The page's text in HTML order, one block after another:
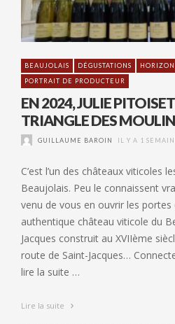
BEAUJOLAIS DÉGUSTATIONS
PORTRAIT DE PRODUCTEUR
EN 2024, JULIE
TRIANGLE DES
GUILLAUME BAROIN IL Y A 1
C’est l’un des châteaux viticoles
Beaujolais. Peu le connaissent
venu de vous en ouvrir les portes
authentique château viticole du
Jacques construit au XVIIème
route de Saint-Jacques…
lire la suite …
Lire la suite